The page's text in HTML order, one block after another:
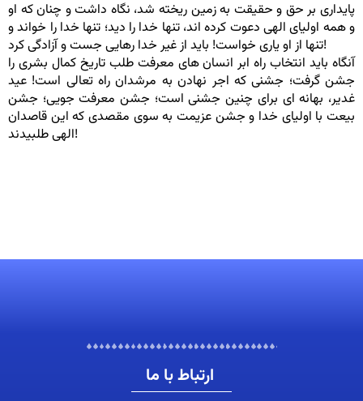
پایداری بر حق و حقیقت به زمین ریخته شد، نگاه داشت و چنان که او
و همه اولیای الهی دعوت کرده اند، تنها خدا را دید؛ تنها خدا را خواند و
تنها از او یاری خواست! باید از غیر خدا رهایی جست و آزادگی کرد!
آنگاه باید انتخاب راه ابر انسان های معرفت طلب تاریخ کمال بشری را
جشن گرفت؛ جشنی که اجر نهادن به مرشدان راه تعالی است! عید
غدیر، بهانه ای برای چنین جشنی است؛ جشن معرفت جویی؛ جشن
بیعت با اولیای خدا و جشن عزیمت به سوی مقصدی که این قاصدان
الهی طلبیدند!
ارتباط با ما